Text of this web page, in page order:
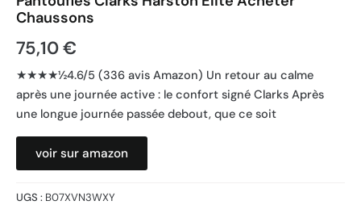
Chaussons
75,10€
★★★★½4.6/5 (336 avis Amazon) Un retour au calme
après une journée active : le confort signé Clarks Après
une longue journée passée debout, que ce soit
voir sur amazon
UGS : B07XVN3WXY